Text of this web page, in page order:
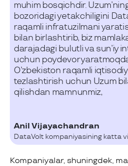
muhim bosqichdir.
bozoridagi yetakchiligini
raqamli infratuzilmani
bilan birlashtirib, biz
darajadagi bulutli va sun’iy
uchun poydevor
O’zbekiston raqamli
tezlashtirish uchun Uzum
qilishdan mamnunmiz,
Anil Vijayachandran
DataVolt kompaniyasining katta
Kompaniyalar, shuningdek,